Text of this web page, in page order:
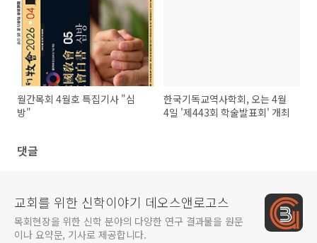
월간목회 4월호 특집기사 "심
방"
한국기독교역사학회, 오는 4월
4일 '제443회 학술발표회' 개최
댓글
교회를 위한 신학이야기 데오스앤로고스
목회현장을 위한 신학 분야의 다양한 연구 결과물을 원문
이나 요약문, 기사로 제공합니다.